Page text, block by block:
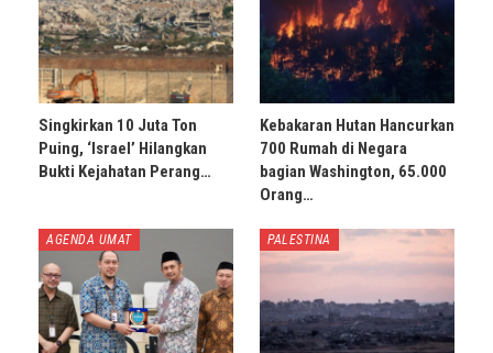
Singkirkan 10 Juta Ton
Puing, ‘Israel’ Hilangkan
Bukti Kejahatan Perang…
Kebakaran Hutan Hancurkan
700 Rumah di Negara
bagian Washington, 65.000
Orang…
AGENDA UMAT PALESTINA